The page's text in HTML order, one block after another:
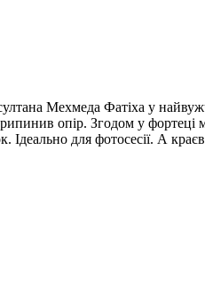
Мехмеда Фатіха у
опір. Згодом у фортеці
Ідеально для фотосесії. А